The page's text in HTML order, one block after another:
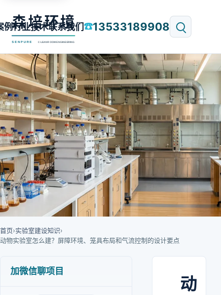
例行业技术联系我们☎13533189908
首页›实验室建设知识›
动物实验室怎么建？屏障环境、笼具布局和气流控制的设计要点
加微信聊项目
动